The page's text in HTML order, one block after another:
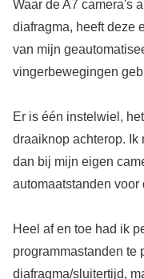
Waar de A7 camera's
diafragma, heeft deze
van mijn
vingerbewegingen
Er is één instelwiel,
draaiknop achterop. Ik
dan bij mijn eigen
automaatstanden
Heel af en toe had ik
programmastanden te
diafragma/sluitertijd,